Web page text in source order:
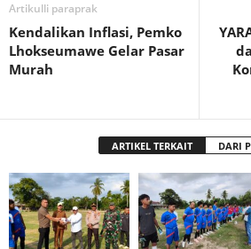
Artikulli paraprak
Kendalikan Inflasi, Pemko
Lhokseumawe Gelar Pasar
Murah
ARTIKEL TERKAIT DARI